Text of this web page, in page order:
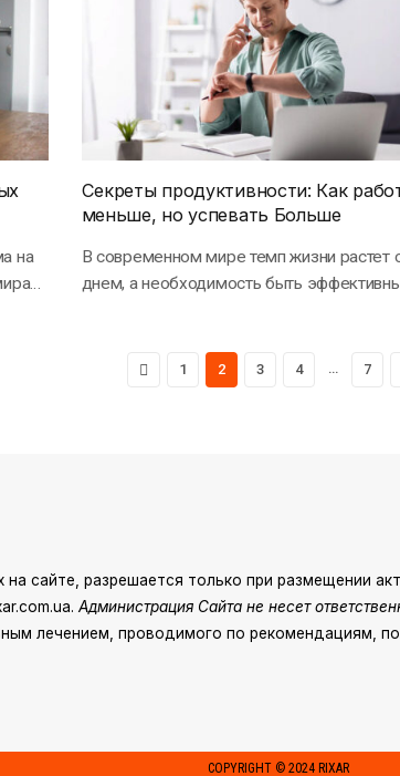
на
Секреты продуктивности: Как
меньше, но успевать Больше
В современном мире темп жизни растет
днем, а необходимость быть
Previous
1 2 3 4 … 7
сайте, разрешается только при размещении
Администрация Сайта не несет
лечением, проводимого по рекомендациям,
COPYRIGHT © 2024 RIXAR